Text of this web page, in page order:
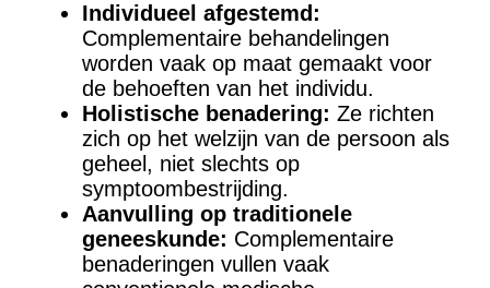
Individueel afgestemd:
Complementaire behandelingen
worden vaak op maat gemaakt voor
de behoeften van het individu.
Holistische benadering: Ze richten
zich op het welzijn van de persoon als
geheel, niet slechts op
symptoombestrijding.
Aanvulling op traditionele
geneeskunde: Complementaire
benaderingen vullen vaak